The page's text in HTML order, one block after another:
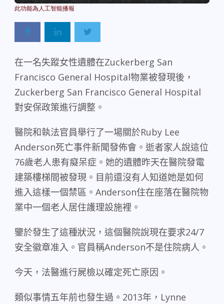
在一名失蹤女性遺體在Zuckerberg San
Francisco General Hospital物業被發現後，
Zuckerberg San Francisco General Hospital
對安保政策進行調整。
醫院和執法官員舉行了一場關於Ruby Lee
Anderson死亡事件新聞發佈會。逝者家人說這位
76歲老人患有癡呆症。她的遺體昨天在醫院發電
建築樓梯間被發現。目前還沒有人知道她是如何
進入這樣一個禁區。 Anderson住在座落在醫院物
業中一個老人居住護理設施裡。
鑒於發生了這種狀況，這個醫院說現在要求24/7
安全徽章准入。官員稱Anderson不是住院病人。
今天，法醫進行屍檢以確定死亡原因。
類似事情五年前也發生過。 2013年， Lynne